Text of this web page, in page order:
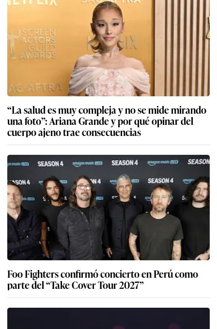
“La salud es muy compleja y no se mide mirando
una foto”: Ariana Grande y por qué opinar del
cuerpo ajeno trae consecuencias
Foo Fighters confirmó concierto en Perú como
parte del “Take Cover Tour 2027”